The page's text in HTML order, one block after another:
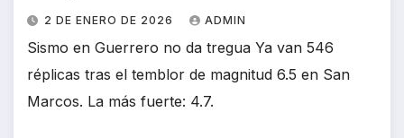
2 DE ENERO DE 2026 ADMIN
Sismo en Guerrero no da tregua Ya van 546
réplicas tras el temblor de magnitud 6.5 en San
Marcos. La más fuerte: 4.7.